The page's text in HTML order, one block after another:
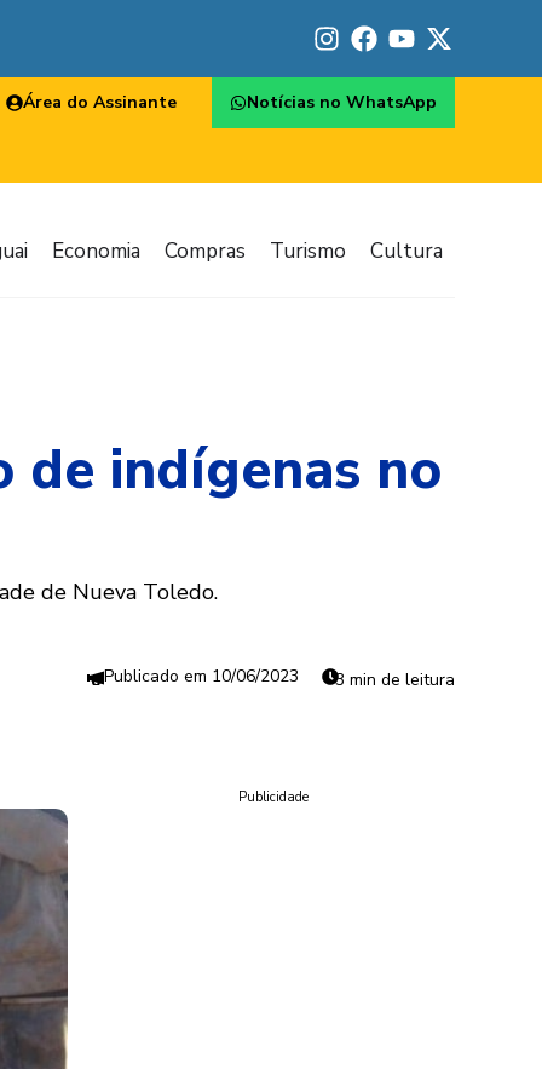
Área do Assinante Notícias no WhatsApp
Economia Compras Turismo Cultura
de indígenas no
de Nueva Toledo.
10/06/2023 3 min de leitura
Publicidade